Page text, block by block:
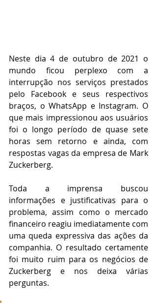
Neste dia 4 de outubro de 2021 o
mundo ficou perplexo com a
interrupção nos serviços prestados
pelo Facebook e seus respectivos
braços, o WhatsApp e Instagram. O
que mais impressionou aos usuários
foi o longo período de quase sete
horas sem retorno e ainda, com
respostas vagas da empresa de Mark
Zuckerberg.
Toda a imprensa buscou
informações e justificativas para o
problema, assim como o mercado
financeiro reagiu imediatamente com
uma queda expressiva das ações da
companhia. O resultado certamente
foi muito ruim para os negócios de
Zuckerberg e nos deixa várias
perguntas.